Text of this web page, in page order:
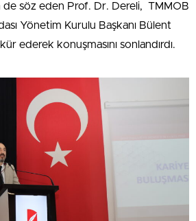
söz eden Prof. Dr. Dereli, TMMOB
Yönetim Kurulu Başkanı Bülent
ederek konuşmasını sonlandırdı.